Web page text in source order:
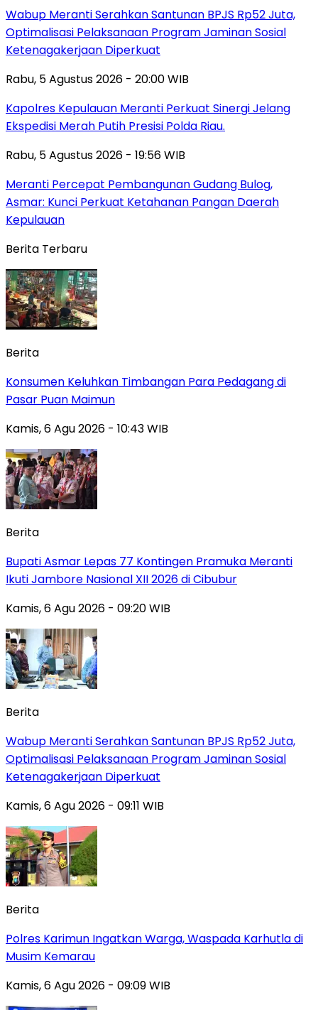
Wabup Meranti Serahkan Santunan BPJS Rp52 Juta,
Optimalisasi Pelaksanaan Program Jaminan Sosial
Ketenagakerjaan Diperkuat
Rabu, 5 Agustus 2026 - 20:00 WIB
Kapolres Kepulauan Meranti Perkuat Sinergi Jelang
Ekspedisi Merah Putih Presisi Polda Riau.
Rabu, 5 Agustus 2026 - 19:56 WIB
Meranti Percepat Pembangunan Gudang Bulog,
Asmar: Kunci Perkuat Ketahanan Pangan Daerah
Kepulauan
Berita Terbaru
Berita
Konsumen Keluhkan Timbangan Para Pedagang di
Pasar Puan Maimun
Kamis, 6 Agu 2026 - 10:43 WIB
Berita
Bupati Asmar Lepas 77 Kontingen Pramuka Meranti
Ikuti Jambore Nasional XII 2026 di Cibubur
Kamis, 6 Agu 2026 - 09:20 WIB
Berita
Wabup Meranti Serahkan Santunan BPJS Rp52 Juta,
Optimalisasi Pelaksanaan Program Jaminan Sosial
Ketenagakerjaan Diperkuat
Kamis, 6 Agu 2026 - 09:11 WIB
Berita
Polres Karimun Ingatkan Warga, Waspada Karhutla di
Musim Kemarau
Kamis, 6 Agu 2026 - 09:09 WIB